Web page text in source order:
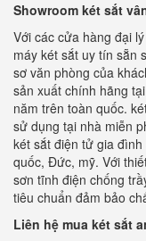
Showroom két sắt
Với các cửa hàng đại
máy két sắt uy tín sẵn
sơ văn phòng của
sản xuất chính hãng
năm trên toàn quốc.
sử dụng tại nhà miễn
két sắt điện tử gia
quốc, Đức, mỹ. Với
sơn tĩnh điện chống
tiêu chuẩn đảm bảo
Liên hệ mua két sắt